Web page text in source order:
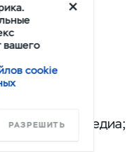
Fi
Play;
мультимедиа;
вашего
cookie
РАЗРЕШИТЬ